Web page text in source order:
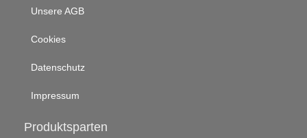
Unsere AGB
Cookies
Datenschutz
Impressum
Produktsparten